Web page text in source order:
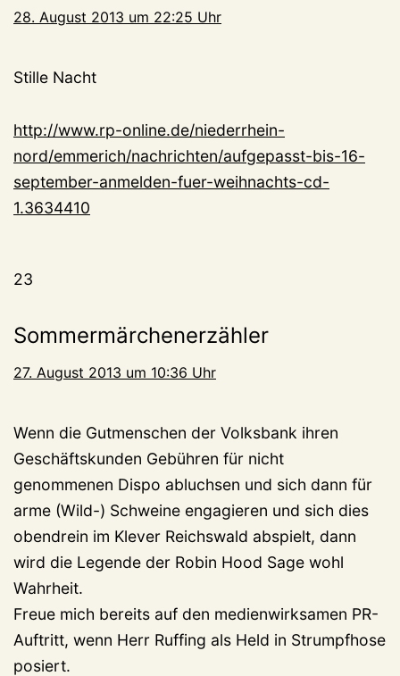
28. August 2013 um 22:25 Uhr
Stille Nacht
http://www.rp-online.de/niederrhein-
nord/emmerich/nachrichten/aufgepasst-bis-16-
september-anmelden-fuer-weihnachts-cd-
1.3634410
23
Sommermärchenerzähler
27. August 2013 um 10:36 Uhr
Wenn die Gutmenschen der Volksbank ihren
Geschäftskunden Gebühren für nicht
genommenen Dispo abluchsen und sich dann für
arme (Wild-) Schweine engagieren und sich dies
obendrein im Klever Reichswald abspielt, dann
wird die Legende der Robin Hood Sage wohl
Wahrheit.
Freue mich bereits auf den medienwirksamen PR-
Auftritt, wenn Herr Ruffing als Held in Strumpfhose
posiert.